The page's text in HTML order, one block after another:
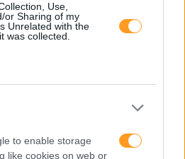
Use,
or Sharing of my
Unrelated with the
was collected.
to enable storage
like cookies on web or
mão na massa”
CEO da